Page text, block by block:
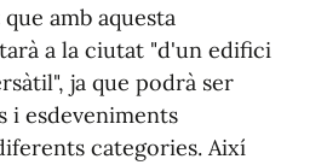
amb aquesta
a la ciutat "d'un edifici
ja que podrà ser
i esdeveniments
categories. Així